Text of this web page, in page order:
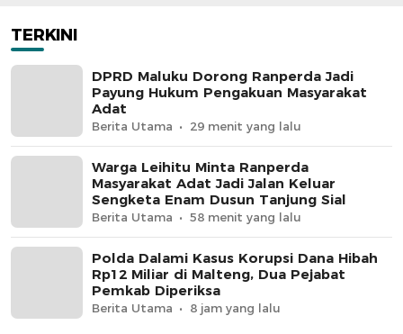
TERKINI
DPRD Maluku Dorong Ranperda Jadi
Payung Hukum Pengakuan Masyarakat
Adat
Berita Utama 29 menit yang lalu
Warga Leihitu Minta Ranperda
Masyarakat Adat Jadi Jalan Keluar
Sengketa Enam Dusun Tanjung Sial
Berita Utama 58 menit yang lalu
Polda Dalami Kasus Korupsi Dana Hibah
Rp12 Miliar di Malteng, Dua Pejabat
Pemkab Diperiksa
Berita Utama 8 jam yang lalu